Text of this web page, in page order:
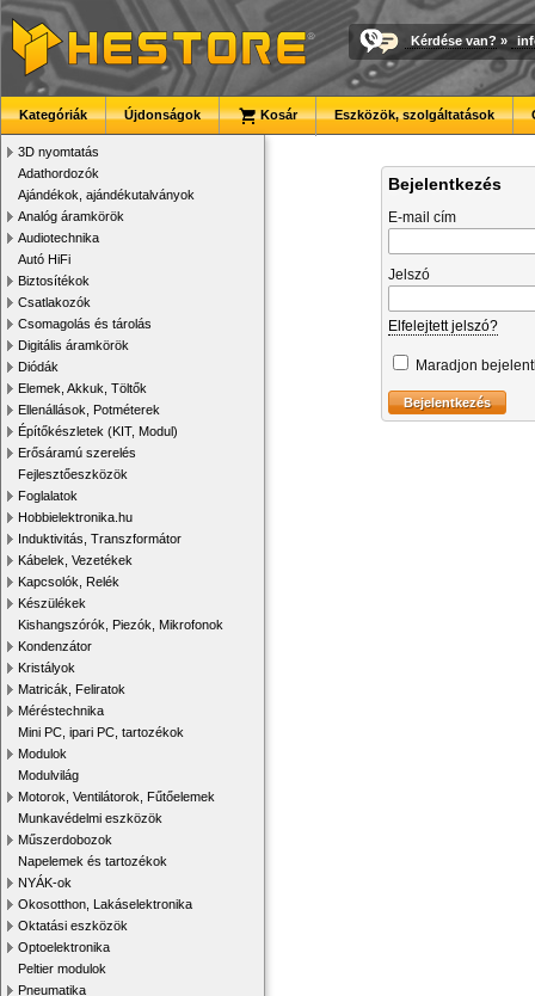
Kérdése van? »
Kategóriák Újdonságok Kosár Eszközök, szolgáltatások
3D nyomtatás
Adathordozók
Ajándékok, ajándékutalványok
Analóg áramkörök
Audiotechnika
Autó HiFi
Biztosítékok
Csatlakozók
Csomagolás és tárolás
Digitális áramkörök
Diódák
Elemek, Akkuk, Töltők
Ellenállások, Potméterek
Építőkészletek (KIT, Modul)
Erősáramú szerelés
Fejlesztőeszközök
Foglalatok
Hobbielektronika.hu
Induktivitás, Transzformátor
Kábelek, Vezetékek
Kapcsolók, Relék
Készülékek
Kishangszórók, Piezók, Mikrofonok
Kondenzátor
Kristályok
Matricák, Feliratok
Méréstechnika
Mini PC, ipari PC, tartozékok
Modulok
Modulvilág
Motorok, Ventilátorok, Fűtőelemek
Munkavédelmi eszközök
Műszerdobozok
Napelemek és tartozékok
NYÁK-ok
Okosotthon, Lakáselektronika
Oktatási eszközök
Optoelektronika
Peltier modulok
Pneumatika
Bejelentkezés
E-mail cím
Jelszó
Elfelejtett jelszó?
Maradjon